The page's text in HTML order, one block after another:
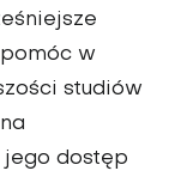
w
studiów
jego dostęp